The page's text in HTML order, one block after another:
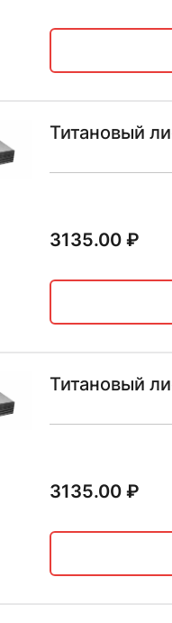
Титановый
3135.00₽
Титановый
3135.00₽